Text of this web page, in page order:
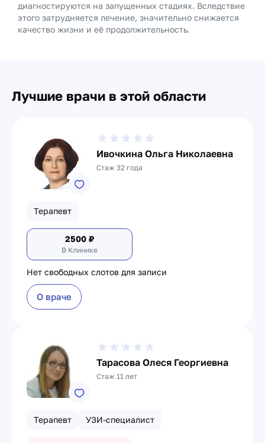
диагностируются на запущенных стадиях. Вследствие
этого затрудняется лечение, значительно снижается
качество жизни и её продолжительность.
Лучшие врачи в этой области
Ивочкина Ольга Николаевна
Стаж 32 года
Терапевт
2500 ₽
В Клинике
Нет свободных слотов для записи
О враче
Тарасова Олеся Георгиевна
Стаж 11 лет
Терапевт УЗИ-специалист